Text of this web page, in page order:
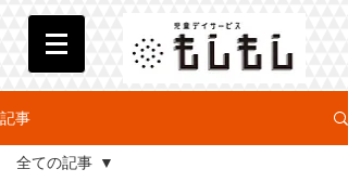
記事
全ての記事